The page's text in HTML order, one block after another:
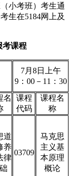
小考班）考生通
生在5184网上及
考课程
7月8日上午
9：00－11：30
名
课程
代码
课程名
称
道
养
律
03709
马克思
主义基
本原理
概论